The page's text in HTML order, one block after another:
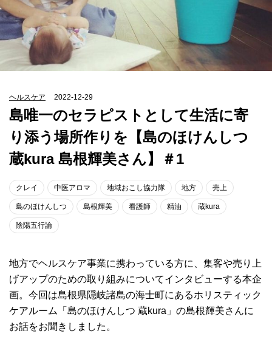
ヘルスケア 2022-12-29
島唯一のセラピストとして生活に寄
り添う場所作りを【島のほけんしつ
蔵kura 島根輝美さん】＃1
クレイ 中医アロマ 地域おこし協力隊 地方 売上
島のほけんしつ 島根輝美 看護師 精油 蔵kura
陰陽五行論
地方でヘルスケア事業に携わっている方に、集客や売り上
げアップのための取り組みについてインタビューする本企
画。今回は島根県隠岐諸島の海士町にあるホリスティック
ケアルーム「島のほけんしつ 蔵kura」の島根輝美さんに
お話をお聞きしました。